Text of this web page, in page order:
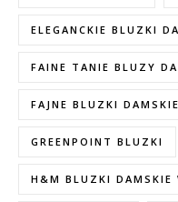
ELEGANCKIE BLUZKI
FAINE TANIE BLUZY
FAJNE BLUZKI DAMSKIE
GREENPOINT BLUZKI
H&M BLUZKI DAMSKIE